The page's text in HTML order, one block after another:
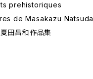
prehistoriques
de Masakazu Natsuda
田昌和作品集